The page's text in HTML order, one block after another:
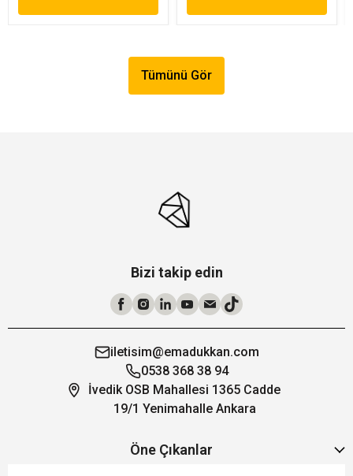
Tümünü Gör
Bizi takip edin
iletisim@emadukkan.com
0538 368 38 94
İvedik OSB Mahallesi 1365 Cadde
19/1 Yenimahalle Ankara
Öne Çıkanlar